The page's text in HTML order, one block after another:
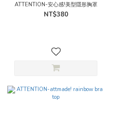
ATTENTION-安心感!美型隱形胸罩
NT$380